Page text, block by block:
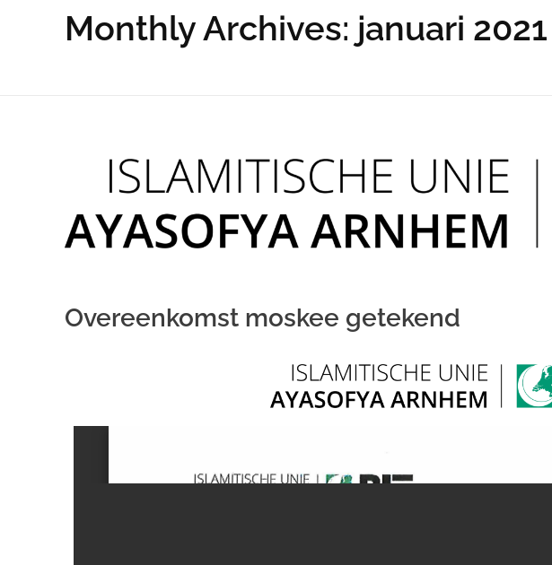
Monthly Archives: januari 2021
Overeenkomst moskee getekend